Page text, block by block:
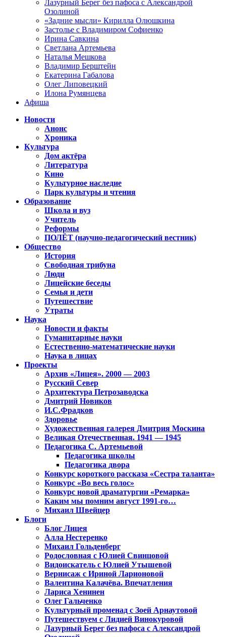
Лазурный Берег без пафоса с Александрой
Озолиной
«Задние мысли» Кирилла Олюшкина
Застолье с Владимиром Софиенко
Ирина Савкина
Светлана Артемьева
Наталья Мешкова
Владимир Берштейн
Екатерина Габалова
Олег Липовецкий
Илона Румянцева
Афиша
Новости
Анонс
Хроника
Культура
Дом актёра
Литература
Кино
Культурное наследие
Парк культуры и чтения
Образование
Школа и вуз
Учитель
Реформы
ПОЛЁТ (научно-педагогический вестник)
Общество
История
Свободная трибуна
Люди
Лицейские беседы
Семья и дети
Путешествие
Утраты
Наука
Новости и факты
Гуманитарные науки
Естественно-математические науки
Наука в лицах
Проекты
Архив «Лицея». 2000 — 2003
Русский Север
Архитектура Петрозаводска
Дмитрий Новиков
И.С.Фрадков
Здоровье
Художественная галерея Дмитрия Москина
Великая Отечественная. 1941 — 1945
Педагогика С. Артемьевой
Педагогика школы
Педагогика двора
Конкурс короткого рассказа «Сестра таланта»
Конкурс «Во весь голос»
Конкурс новой драматургии «Ремарка»
Каким мы помним август 1991-го…
Михаил Швейцер
Блоги
Блог Лицея
Алла Нестеренко
Михаил Гольденберг
Родословная с Юлией Свинцовой
Видоискатель с Юлией Утышевой
Вернисаж с Ириной Ларионовой
Валентина Калачёва. Впечатления
Лариса Хенинен
Олег Гальченко
Культурный променад с Зоей Арнаутовой
Путешествуем с Лидией Винокуровой
Лазурный Берег без пафоса с Александрой